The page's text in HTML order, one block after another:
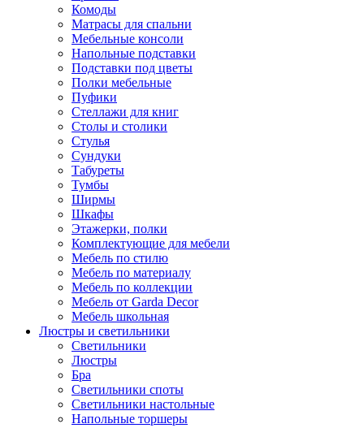
Комоды
Матрасы для спальни
Мебельные консоли
Напольные подставки
Подставки под цветы
Полки мебельные
Пуфики
Стеллажи для книг
Столы и столики
Стулья
Сундуки
Табуреты
Тумбы
Ширмы
Шкафы
Этажерки, полки
Комплектующие для мебели
Мебель по стилю
Мебель по материалу
Мебель по коллекции
Мебель от Garda Decor
Мебель школьная
Люстры и светильники
Светильники
Люстры
Бра
Светильники споты
Светильники настольные
Напольные торшеры